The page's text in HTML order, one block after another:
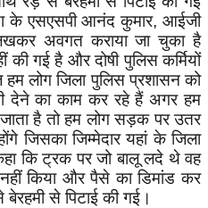
के एसएसपी आनंद कुमार, आईजी
अवगत कराया जा चुका है
की गई है और दोषी पुलिस कर्मियों
हम लोग जिला पुलिस प्रशासन को
देने का काम कर रहे हैं अगर हम
जाता है तो हम लोग सड़क पर उतर
जिसका जिम्मेदार यहां के जिला
कि ट्रक पर जो बालू लदे थे वह
किया और पैसे का डिमांड कर
बेरहमी से पिटाई की गई।